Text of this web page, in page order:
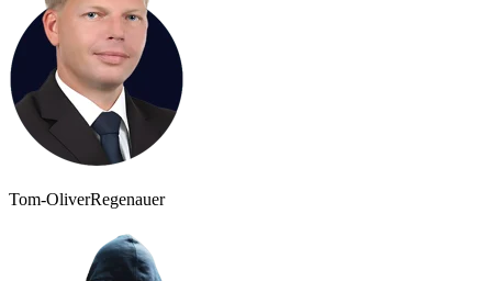
Tom-OliverRegenauer